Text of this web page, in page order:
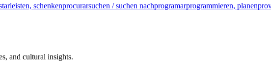
leisten, schenkenprocurarsuchen / suchen nachprogramarprogrammieren, planen
and cultural insights.